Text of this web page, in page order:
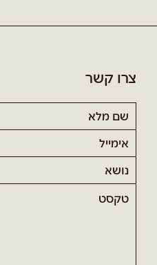
צרו קשר
שם
מלא
אימייל
נושא